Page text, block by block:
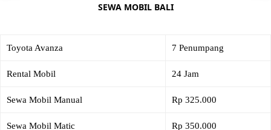
SEWA MOBIL BALI
Toyota Avanza 7 Penumpang
Rental Mobil 24 Jam
Sewa Mobil Manual Rp 325.000
Sewa Mobil Matic Rp 350.000